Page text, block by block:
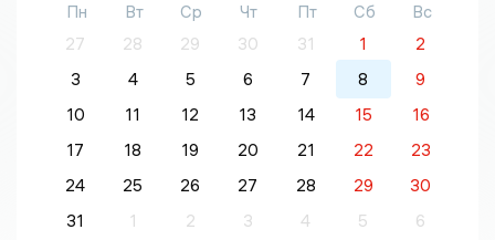
Пн Вт Ср Чт Пт Сб
Вс
27
28 29 30 31 1
2
3
4 5 6 7 8
9
10
11 12 13 14 15
16
17
18 19 20 21 22
23
24
25 26 27 28 29
30
31
1 2 3 4 5 6